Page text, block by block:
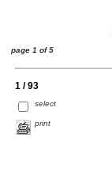
page 1 of 5
1 / 93
select
print